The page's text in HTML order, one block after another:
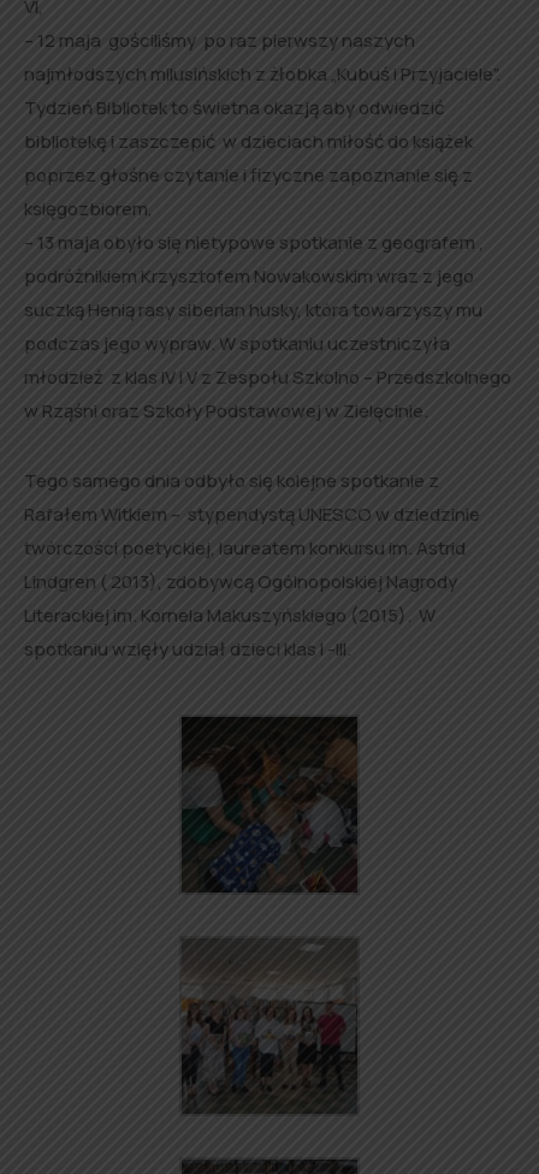
VI,
– 12 maja gościliśmy po raz pierwszy naszych
najmłodszych milusińskich z żłobka „Kubuś i Przyjaciele”.
Tydzień Bibliotek to świetna okazją aby odwiedzić
bibliotekę i zaszczepić w dzieciach miłość do książek
poprzez głośne czytanie i fizyczne zapoznanie się z
księgozbiorem,
– 13 maja obyło się nietypowe spotkanie z geografem ,
podróżnikiem Krzysztofem Nowakowskim wraz z jego
suczką Henią rasy siberian husky, która towarzyszy mu
podczas jego wypraw. W spotkaniu uczestniczyła
młodzież z klas IV i V z Zespołu Szkolno – Przedszkolnego
w Rząśni oraz Szkoły Podstawowej w Zielęcinie.
Tego samego dnia odbyło się kolejne spotkanie z
Rafałem Witkiem – stypendystą UNESCO w dziedzinie
twórczości poetyckiej, laureatem konkursu im. Astrid
Lindgren ( 2013), zdobywcą Ogólnopolskiej Nagrody
Literackiej im. Kornela Makuszyńskiego (2015). W
spotkaniu wzięły udział dzieci klas I -III.